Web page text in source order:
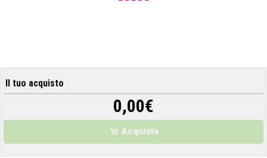
Il tuo acquisto
0,00€
Acquista